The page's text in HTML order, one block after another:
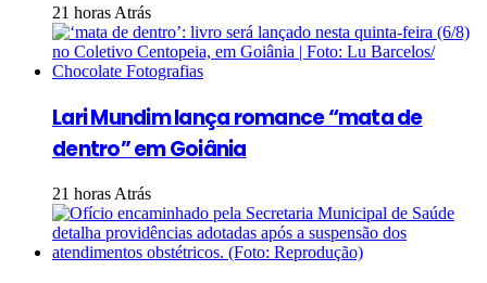
21 horas Atrás
Lari Mundim lança romance “mata de
dentro” em Goiânia
21 horas Atrás